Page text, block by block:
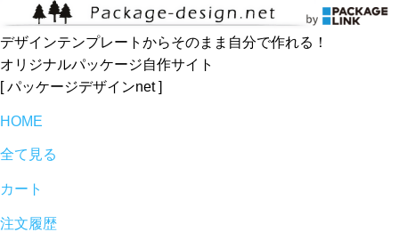
デザインテンプレートからそのまま自分で作れる！
オリジナルパッケージ自作サイト
[ パッケージデザインnet ]
HOME
全て見る
カート
注文履歴